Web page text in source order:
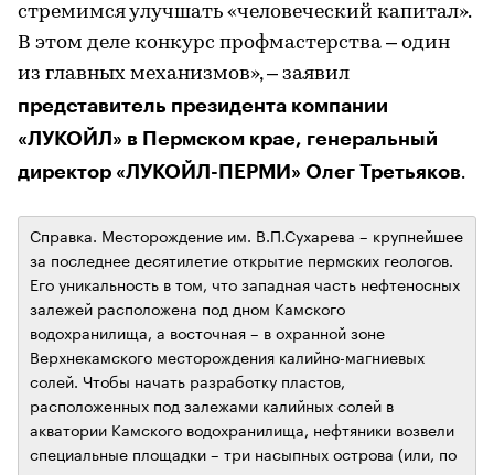
стремимся улучшать «человеческий капитал».
В этом деле конкурс профмастерства – один
из главных механизмов», – заявил
представитель президента компании
«ЛУКОЙЛ» в Пермском крае, генеральный
директор «ЛУКОЙЛ-ПЕРМИ» Олег Третьяков.
​Справка. Месторождение им. В.П.Сухарева – крупнейшее
за последнее десятилетие открытие пермских геологов.
Его уникальность в том, что западная часть нефтеносных
залежей расположена под дном Камского
водохранилища, а восточная – в охранной зоне
Верхнекамского месторождения калийно-магниевых
солей. Чтобы начать разработку пластов,
расположенных под залежами калийных солей в
акватории Камского водохранилища, нефтяники возвели
специальные площадки – три насыпных острова (или, по